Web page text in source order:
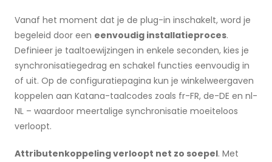
Vanaf het moment dat je de plug-in inschakelt, word je
begeleid door een eenvoudig installatieproces.
Definieer je taaltoewijzingen in enkele seconden, kies je
synchronisatiegedrag en schakel functies eenvoudig in
of uit. Op de configuratiepagina kun je winkelweergaven
koppelen aan Katana-taalcodes zoals fr-FR, de-DE en nl-
NL – waardoor meertalige synchronisatie moeiteloos
verloopt.
Attributenkoppeling verloopt net zo soepel. Met